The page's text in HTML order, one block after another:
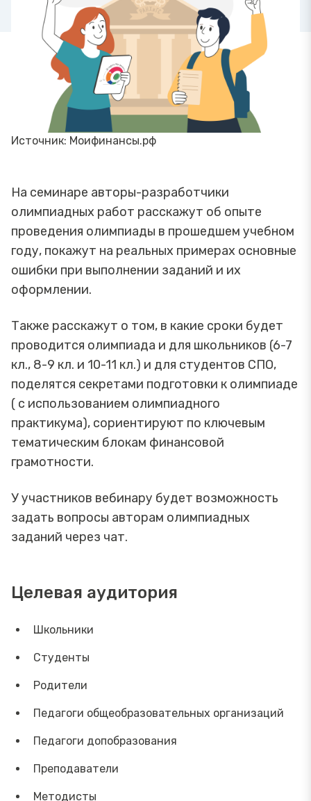
Источник: Моифинансы.рф
На семинаре авторы-разработчики
олимпиадных работ расскажут об опыте
проведения олимпиады в прошедшем учебном
году, покажут на реальных примерах основные
ошибки при выполнении заданий и их
оформлении.
Также расскажут о том, в какие сроки будет
проводится олимпиада и для школьников (6-7
кл., 8-9 кл. и 10-11 кл.) и для студентов СПО,
поделятся секретами подготовки к олимпиаде
( с использованием олимпиадного
практикума), сориентируют по ключевым
тематическим блокам финансовой
грамотности.
У участников вебинару будет возможность
задать вопросы авторам олимпиадных
заданий через чат.
Целевая аудитория
Школьники
Студенты
Родители
Педагоги общеобразовательных организаций
Педагоги допобразования
Преподаватели
Методисты